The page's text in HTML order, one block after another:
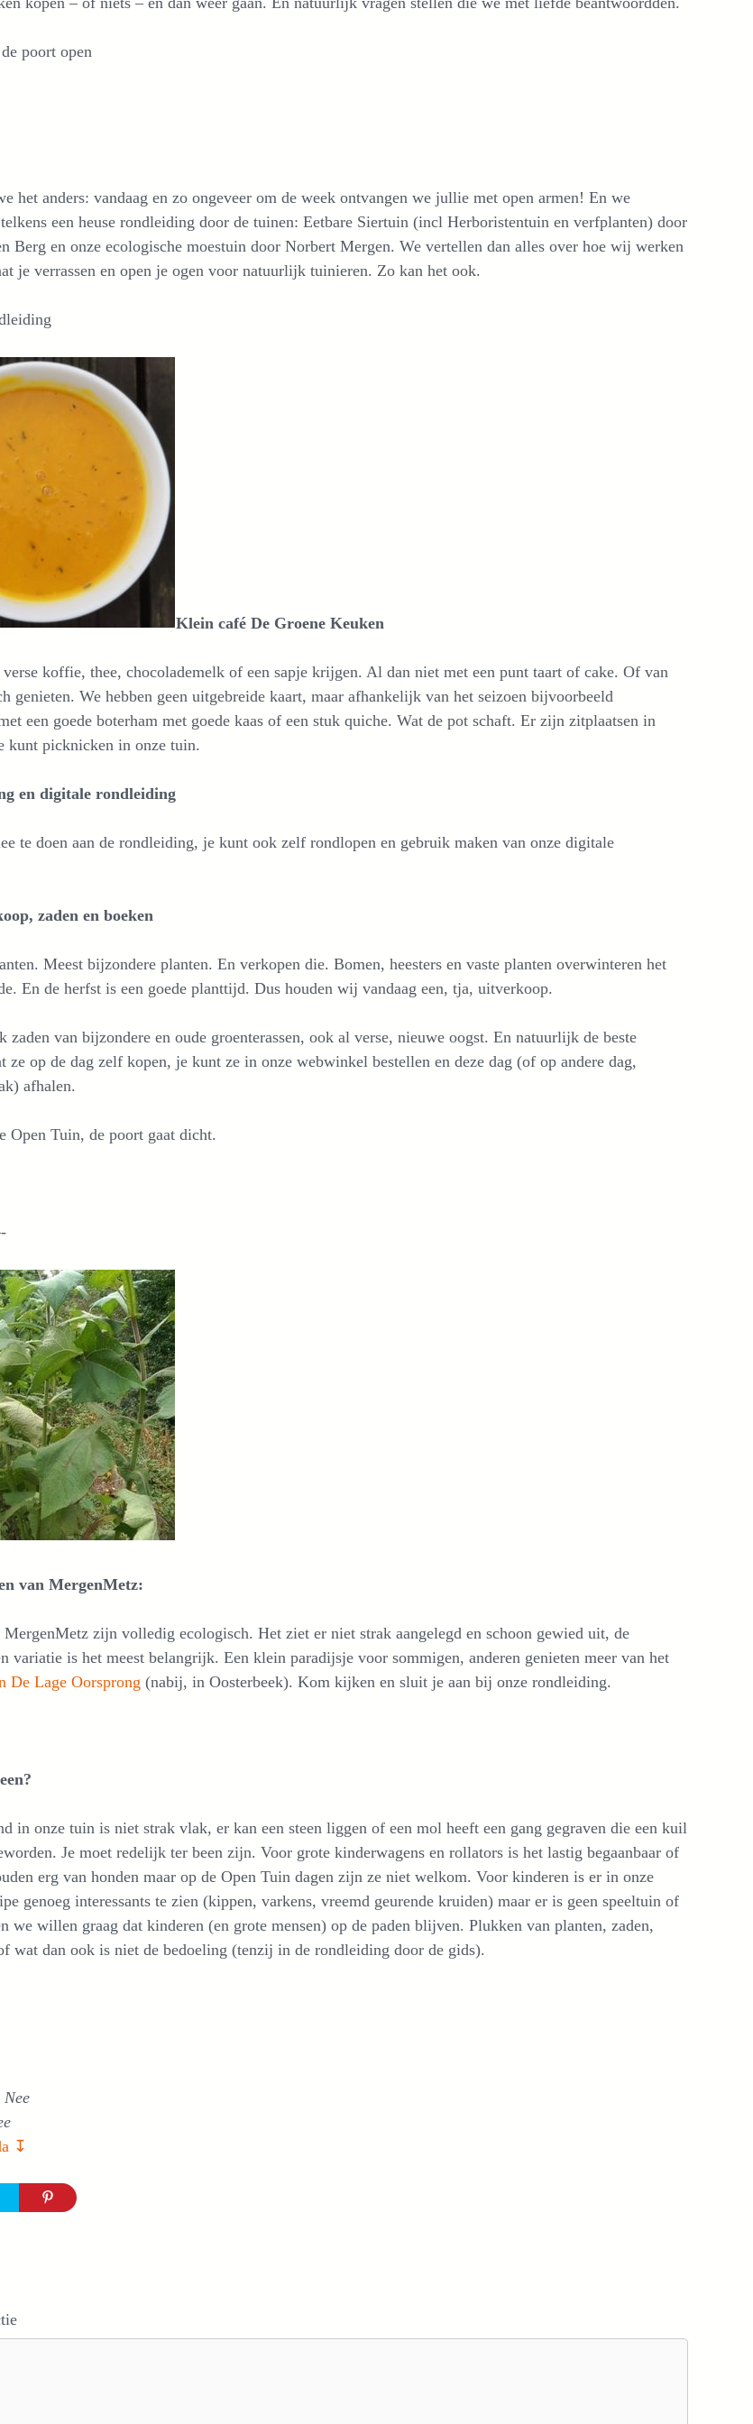
poort open
het anders: vandaag en zo ongeveer om de week ontvangen we jullie met open armen! En we
een heuse rondleiding door de tuinen: Eetbare Siertuin (incl Herboristentuin en verfplanten) door
Berg en onze ecologische moestuin door Norbert Mergen. We vertellen dan alles over hoe wij werken
je verrassen en open je ogen voor natuurlijk tuinieren. Zo kan het ook.
Klein café De Groene Keuken
koffie, thee, chocolademelk of een sapje krijgen. Al dan niet met een punt taart of cake. Of van
genieten. We hebben geen uitgebreide kaart, maar afhankelijk van het seizoen bijvoorbeeld
een goede boterham met goede kaas of een stuk quiche. Wat de pot schaft. Er zijn zitplaatsen in
kunt picknicken in onze tuin.
en digitale rondleiding
te doen aan de rondleiding, je kunt ook zelf rondlopen en gebruik maken van onze digitale
zaden en boeken
Meest bijzondere planten. En verkopen die. Bomen, heesters en vaste planten overwinteren het
En de herfst is een goede planttijd. Dus houden wij vandaag een, tja, uitverkoop.
zaden van bijzondere en oude groenterassen, ook al verse, nieuwe oogst. En natuurlijk de beste
ze op de dag zelf kopen, je kunt ze in onze webwinkel bestellen en deze dag (of op andere dag,
afhalen.
Open Tuin, de poort gaat dicht.
van MergenMetz:
zijn volledig ecologisch. Het ziet er niet strak aangelegd en schoon gewied uit, de
variatie is het meest belangrijk. Een klein paradijsje voor sommigen, anderen genieten meer van het
De Lage Oorsprong (nabij, in Oosterbeek). Kom kijken en sluit je aan bij onze rondleiding.
in onze tuin is niet strak vlak, er kan een steen liggen of een mol heeft een gang gegraven die een kuil
Je moet redelijk ter been zijn. Voor grote kinderwagens en rollators is het lastig begaanbaar of
erg van honden maar op de Open Tuin dagen zijn ze niet welkom. Voor kinderen is er in onze
genoeg interessants te zien (kippen, varkens, vreemd geurende kruiden) maar er is geen speeltuin of
we willen graag dat kinderen (en grote mensen) op de paden blijven. Plukken van planten, zaden,
wat dan ook is niet de bedoeling (tenzij in de rondleiding door de gids).
↧